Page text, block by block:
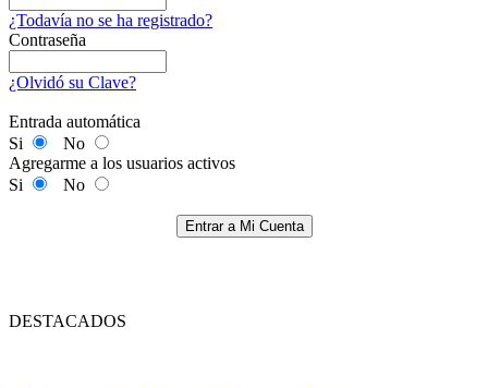
¿Todavía no se ha registrado?
Contraseña
¿Olvidó su Clave?
Entrada automática
Si
No
Agregarme a los usuarios activos
Si
No
Entrar a Mi Cuenta
DESTACADOS